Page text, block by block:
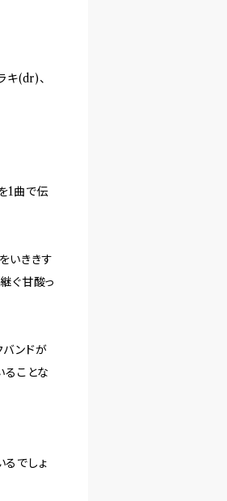
キ(dr)、
1曲で伝
いききす
ぐ甘酸っ
バンドが
ることな
でしょ